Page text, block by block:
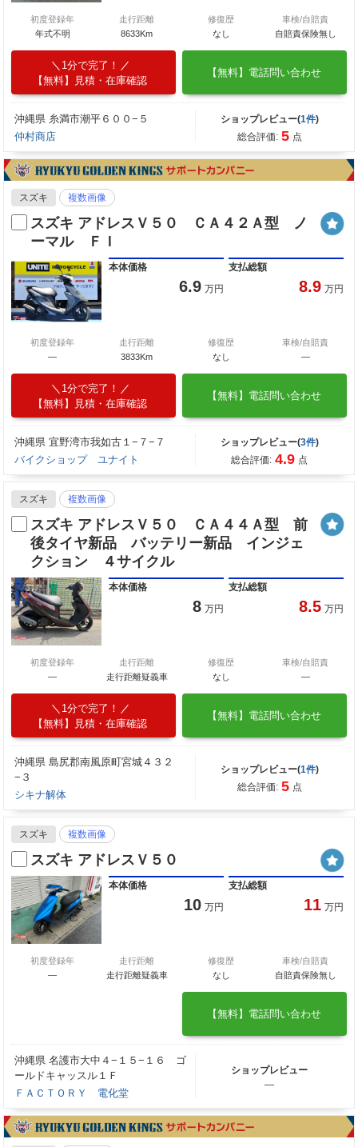
初度登録年
年式不明
走行距離
8633Km
修復歴
なし
車検/自賠責
自賠責保険無し
1分で完了！
【無料】見積・在庫確認
【無料】電話問い合わせ
沖縄県 糸満市潮平６００−５
仲村商店
ショップレビュー(1件)
総合評価: 5 点
スズキ 複数画像
スズキ アドレスＶ５０ ＣＡ４２Ａ型 ノ
ーマル ＦＩ
本体価格
6.9 万円
支払総額
8.9 万円
初度登録年
―
走行距離
3833Km
修復歴
なし
車検/自賠責
―
1分で完了！
【無料】見積・在庫確認
【無料】電話問い合わせ
沖縄県 宜野湾市我如古１−７−７
バイクショップ ユナイト
ショップレビュー(3件)
総合評価: 4.9 点
スズキ 複数画像
スズキ アドレスＶ５０ ＣＡ４４Ａ型 前
後タイヤ新品 バッテリー新品 インジェ
クション ４サイクル
本体価格
8 万円
支払総額
8.5 万円
初度登録年
―
走行距離
走行距離疑義車
修復歴
なし
車検/自賠責
―
1分で完了！
【無料】見積・在庫確認
【無料】電話問い合わせ
沖縄県 島尻郡南風原町宮城４３２
−３
シキナ解体
ショップレビュー(1件)
総合評価: 5 点
スズキ 複数画像
スズキ アドレスＶ５０
本体価格
10 万円
支払総額
11 万円
初度登録年
―
走行距離
走行距離疑義車
修復歴
なし
車検/自賠責
自賠責保険無し
【無料】電話問い合わせ
沖縄県 名護市大中４−１５−１６ ゴ
ールドキャッスル１Ｆ
ＦＡＣＴＯＲＹ 電化堂
ショップレビュー
―